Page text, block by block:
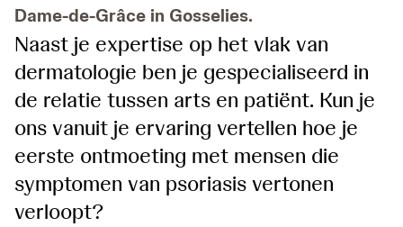
Dame-de-Grâce in Gosselies.
Naast je expertise op het vlak van
dermatologie ben je gespecialiseerd in
de relatie tussen arts en patiënt. Kun je
ons vanuit je ervaring vertellen hoe je
eerste ontmoeting met mensen die
symptomen van psoriasis vertonen
verloopt?